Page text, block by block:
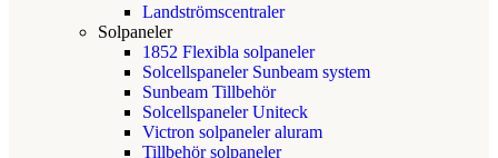
Landströmscentraler
Solpaneler
1852 Flexibla solpaneler
Solcellspaneler Sunbeam system
Sunbeam Tillbehör
Solcellspaneler Uniteck
Victron solpaneler aluram
Tillbehör solpaneler